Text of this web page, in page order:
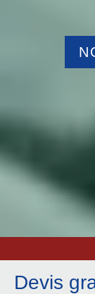
Devis